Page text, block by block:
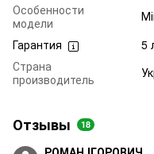
Особенности
модели
Гарантия
5
Страна
производитель
Отзывы 18